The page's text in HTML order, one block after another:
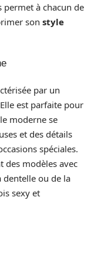
permet à chacun de
son style
par un
est parfaite pour
moderne se
et des détails
spéciales.
des modèles avec
dentelle ou de la
sexy et